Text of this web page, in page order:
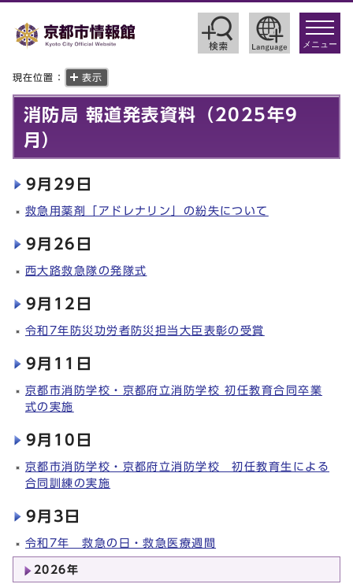
toggle
メニュー
現在位置： 表示
消防局 報道発表資料（2025年9
月）
9月29日
救急用薬剤「アドレナリン」の紛失について
9月26日
西大路救急隊の発隊式
9月12日
令和7年防災功労者防災担当大臣表彰の受賞
9月11日
京都市消防学校・京都府立消防学校 初任教育合同卒業
式の実施
9月10日
京都市消防学校・京都府立消防学校 初任教育生による
合同訓練の実施
9月3日
令和7年 救急の日・救急医療週間
2026年